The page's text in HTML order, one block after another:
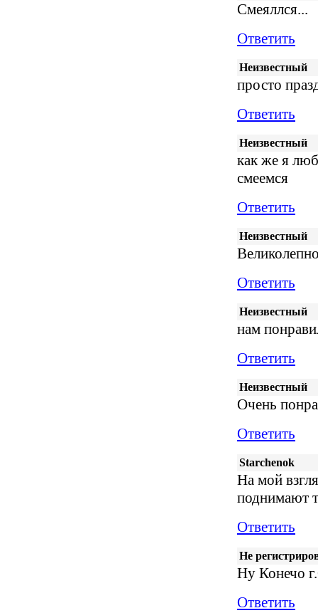
Смеяллся...
Ответить
Неизвестный
просто
Ответить
Неизвестный
как же я
смеемся
Ответить
Неизвестный
Ответить
Неизвестный
нам
Ответить
Неизвестный
Очень
Ответить
Starchenok
На мой
поднимают
Ответить
Не
Ну Конечо
Ответить